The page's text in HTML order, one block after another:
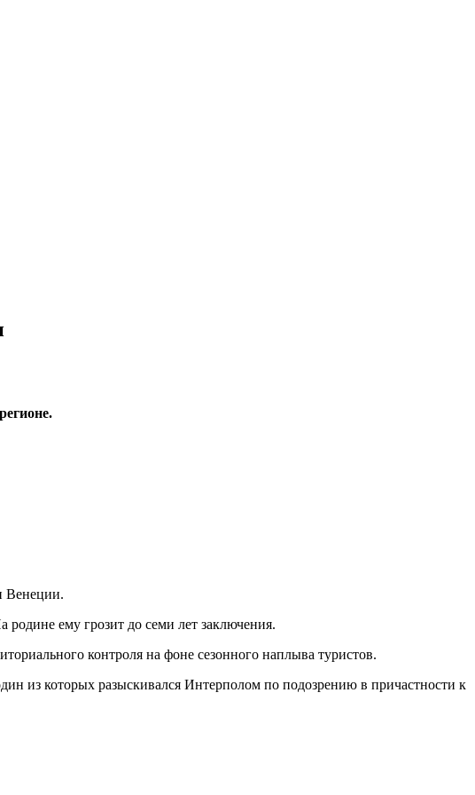
Венеции.
ему грозит до семи лет заключения.
контроля на фоне сезонного наплыва туристов.
из которых разыскивался Интерполом по подозрению в причастности к